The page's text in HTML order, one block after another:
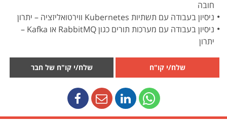
חובה
ניסיון בעבודה עם תשתיות Kubernetes ווירטואליזציה – יתרון
ניסיון בעבודה עם מערכות תורים כגון RabbitMQ או Kafka –
יתרון
שלח/י קו"ח שלח/י קו"ח של חבר